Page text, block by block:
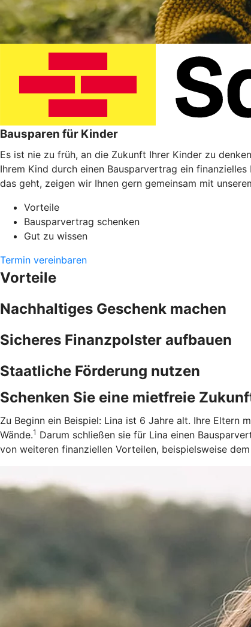
Bausparen für Kinder
Es ist nie zu früh, an die Zukunft Ihrer Kinder zu
Ihrem Kind durch einen Bausparvertrag ein
das geht, zeigen wir Ihnen gern gemeinsam mit
Vorteile
Bausparvertrag schenken
Gut zu wissen
Termin vereinbaren
Vorteile
Nachhaltiges Geschenk machen
Sicheres Finanzpolster aufbauen
Staatliche Förderung nutzen
Schenken Sie eine mietfreie
Zu Beginn ein Beispiel: Lina ist 6 Jahre alt. Ihre Eltern
Wände.1 Darum schließen sie für Lina einen
von weiteren finanziellen Vorteilen, beispielsweise